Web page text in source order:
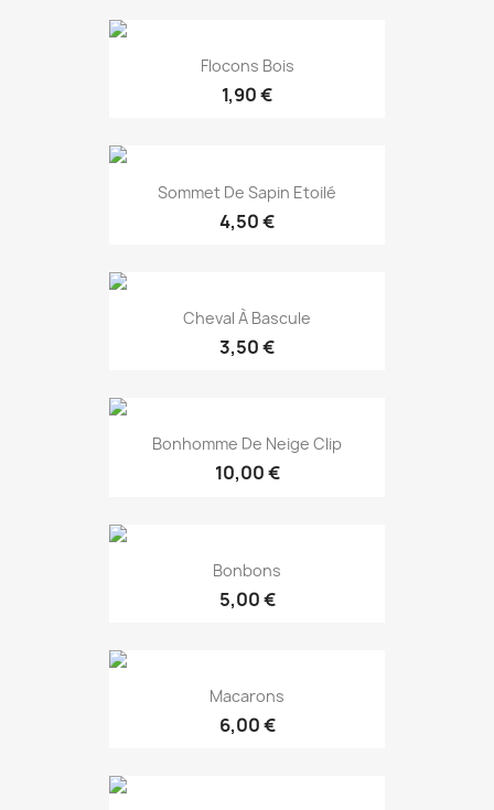
Flocons Bois
1,90 €
Sommet De Sapin Etoilé
4,50 €
Cheval À Bascule
3,50 €
Bonhomme De Neige Clip
10,00 €
Bonbons
5,00 €
Macarons
6,00 €